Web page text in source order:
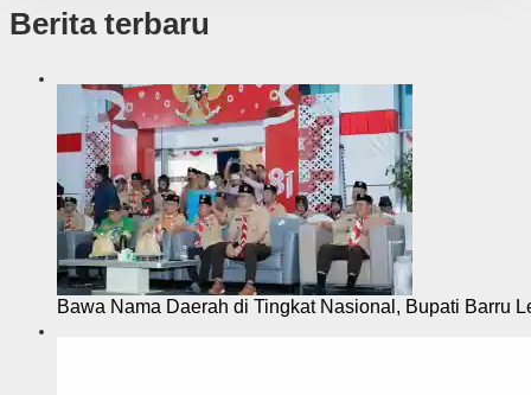
Berita terbaru
Bawa Nama Daerah di Tingkat Nasional, Bupati Barru